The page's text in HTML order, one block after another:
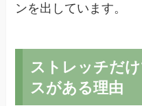
ンを出しています。
ストレッチだ
スがある理由